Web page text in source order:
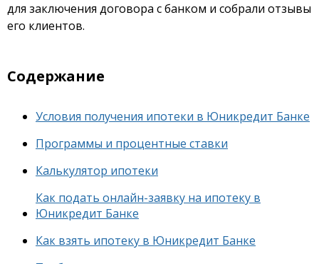
для заключения договора с банком и собрали отзывы
его клиентов.
Содержание
Условия получения ипотеки в Юникредит Банке
Программы и процентные ставки
Калькулятор ипотеки
Как подать онлайн-заявку на ипотеку в
Юникредит Банке
Как взять ипотеку в Юникредит Банке